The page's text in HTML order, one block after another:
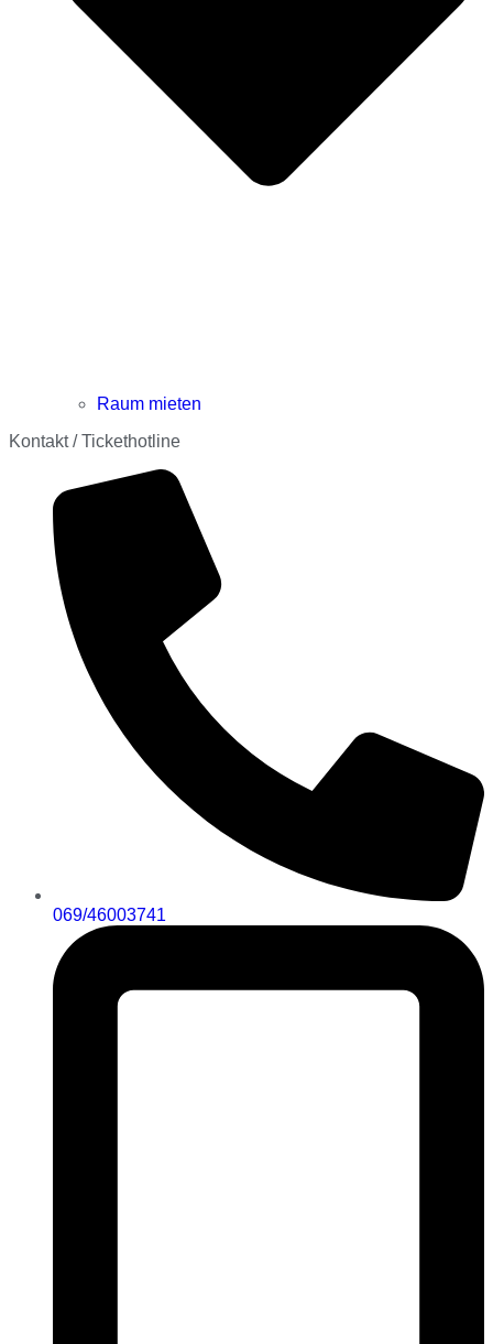
Raum mieten
Kontakt / Tickethotline
069/46003741